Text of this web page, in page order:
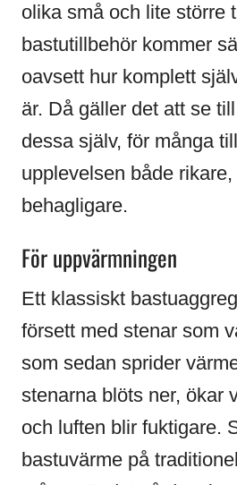
olika små och lite större
bastutillbehör kommer
oavsett hur komplett
är. Då gäller det att se
dessa själv, för många
upplevelsen både
behagligare.
För uppvärmningen
Ett klassiskt
försett med stenar som
som sedan sprider
stenarna blöts ner, ökar
och luften blir fuktigare.
bastuvärme på